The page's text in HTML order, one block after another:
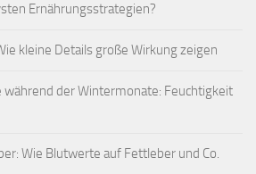
Ernährungsstrategien?
kleine Details große Wirkung zeigen
während der Wintermonate: Feuchtigkeit
Wie Blutwerte auf Fettleber und Co.